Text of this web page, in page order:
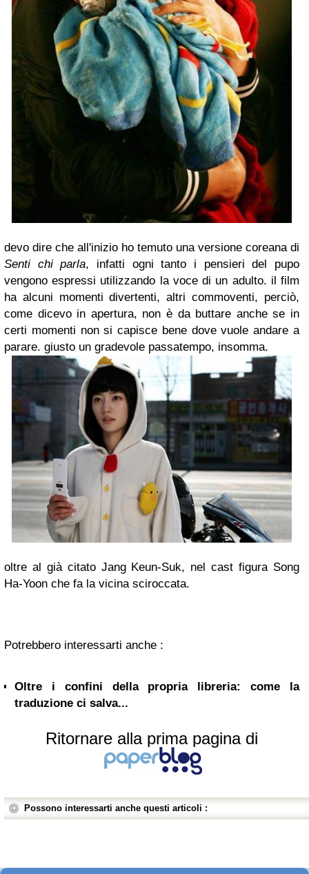
devo dire che all'inizio ho temuto una versione coreana di
Senti chi parla, infatti ogni tanto i pensieri del pupo
vengono espressi utilizzando la voce di un adulto. il film
ha alcuni momenti divertenti, altri commoventi, perciò,
come dicevo in apertura, non è da buttare anche se in
certi momenti non si capisce bene dove vuole andare a
parare. giusto un gradevole passatempo, insomma.
oltre al già citato Jang Keun-Suk, nel cast figura Song
Ha-Yoon che fa la vicina sciroccata.
Potrebbero interessarti anche :
Oltre i confini della propria libreria: come la
traduzione ci salva...
Ritornare alla prima pagina di
Possono interessarti anche questi articoli :